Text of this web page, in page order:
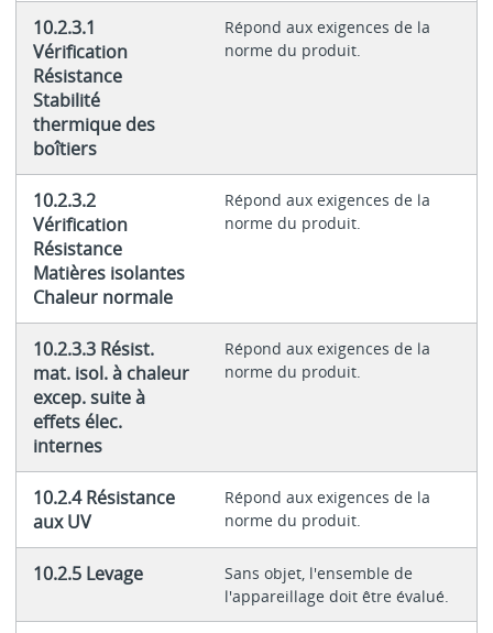
10.2.3.1
Vérification
Résistance
Stabilité
thermique des
boîtiers
Répond aux exigences de la
norme du produit.
10.2.3.2
Vérification
Résistance
Matières isolantes
Chaleur normale
Répond aux exigences de la
norme du produit.
10.2.3.3 Résist.
mat. isol. à chaleur
excep. suite à
effets élec.
internes
Répond aux exigences de la
norme du produit.
10.2.4 Résistance
aux UV
Répond aux exigences de la
norme du produit.
10.2.5 Levage
Sans objet, l'ensemble de
l'appareillage doit être évalué.